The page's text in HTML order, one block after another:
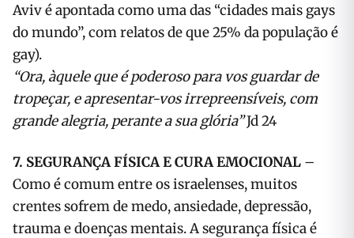
Aviv é apontada como uma das “cidades mais gays
do mundo”, com relatos de que 25% da população é
gay).
“Ora, àquele que é poderoso para vos guardar de
tropeçar, e apresentar-vos irrepreensíveis, com
grande alegria, perante a sua glória”Jd 24
7. SEGURANÇA FÍSICA E CURA EMOCIONAL –
Como é comum entre os israelenses, muitos
crentes sofrem de medo, ansiedade, depressão,
trauma e doenças mentais. A segurança física é